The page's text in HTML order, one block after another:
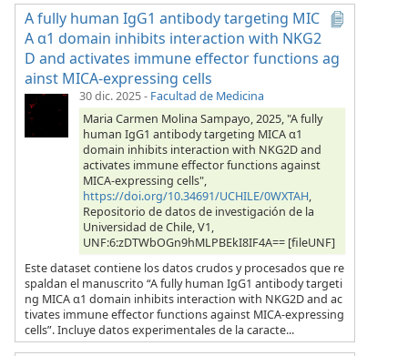
A fully human IgG1 antibody targeting MIC
A α1 domain inhibits interaction with NKG2
D and activates immune effector functions ag
ainst MICA-expressing cells
30 dic. 2025- Facultad de Medicina
Maria Carmen Molina Sampayo, 2025, "A fully
human IgG1 antibody targeting MICA α1
domain inhibits interaction with NKG2D and
activates immune effector functions against
MICA-expressing cells",
https://doi.org/10.34691/UCHILE/0WXTAH,
Repositorio de datos de investigación de la
Universidad de Chile, V1,
UNF:6:zDTWbOGn9hMLPBEkI8IF4A== [fileUNF]
Este dataset contiene los datos crudos y procesados que re
spaldan el manuscrito “A fully human IgG1 antibody targeti
ng MICA α1 domain inhibits interaction with NKG2D and ac
tivates immune effector functions against MICA-expressing
cells”. Incluye datos experimentales de la caracte...